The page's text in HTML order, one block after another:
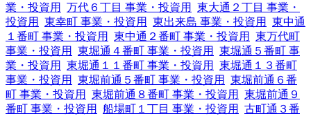
業・投資用
万代６丁目 事業・投資用
東大通２丁目 事業・
投資用
東幸町 事業・投資用 東出来島 事業・投資用
東中通
１番町 事業・投資用
東中通２番町 事業・投資用
東万代町
事業・投資用
東堀通４番町 事業・投資用
東堀通５番町 事
業・投資用
東堀通１１番町 事業・投資用
東堀通１３番町
事業・投資用
東堀前通５番町 事業・投資用
東堀前通６番
町 事業・投資用
東堀前通８番町 事業・投資用
東堀前通９
番町 事業・投資用
船場町１丁目 事業・投資用
古町通３番